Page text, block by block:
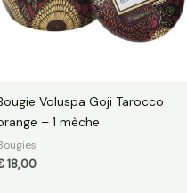
Voluspa Goji Tarocco
– 1 mèche
18,00